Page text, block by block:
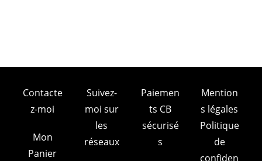
Contacte
z-moi
Mon
Panier
Suivez-
moi sur
les
réseaux
Paiemen
ts CB
sécurisé
s
Mention
s légales
Politique
de
confiden